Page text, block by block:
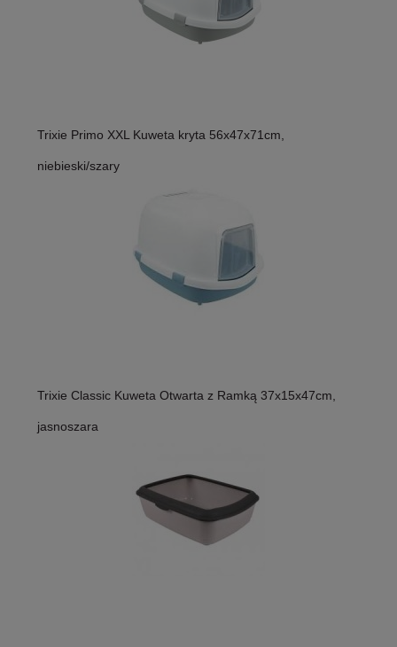
Trixie Primo XXL Kuweta kryta 56x47x71cm,
niebieski/szary
Trixie Classic Kuweta Otwarta z Ramką 37x15x47cm,
jasnoszara